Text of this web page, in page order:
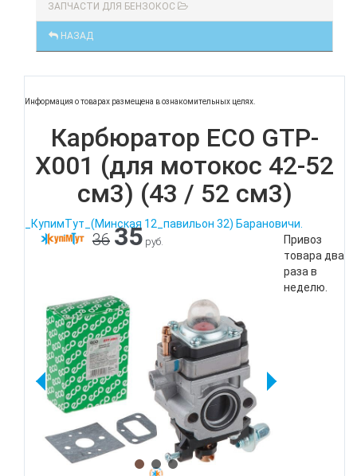
ЗАПЧАСТИ ДЛЯ БЕНЗОКОС
НАЗАД
Информация о товарах размещена в ознакомительных целях.
Карбюратор ECO GTP-
X001 (для мотокос 42-52
см3) (43 / 52 см3)
_КупимТут_(Минская 12_павильон 32) Барановичи.
36 35 руб.
Привоз
товара два
раза в
неделю.